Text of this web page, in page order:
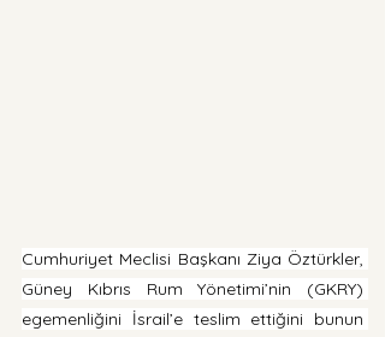
Cumhuriyet Meclisi Başkanı Ziya Öztürkler,
Güney Kıbrıs Rum Yönetimi’nin (GKRY)
egemenliğini İsrail’e teslim ettiğini bunun